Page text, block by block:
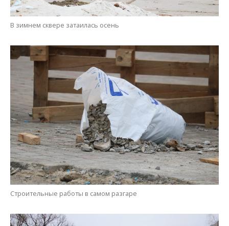
В зимнем сквере затаилась осень
Строительные работы в самом разгаре